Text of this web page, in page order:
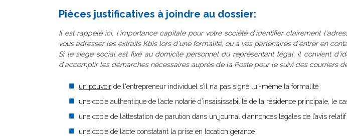
Pièces justificatives à joindre au dossier:
Il est rappelé ici, l'importance capitale pour votre société d'identifier clairement
vous adresser les extraits Kbis lors d'une formalité, ou à vos partenaires d'entrer en
Si le siège social est fixé au domicile personnel du représentant légal, il convient
d'accomplir les démarches nécessaires auprès de la Poste pour le suivi des courriers
un pouvoir de l'entrepreneur individuel s’il n’a pas signé lui-même la formalité
une copie authentique de l’acte notarié d’insaisissabilité de la résidence principale, le
une copie de l’attestation de parution dans un journal d’annonces légales de l’avis
une copie de l’acte constatant la prise en location gérance